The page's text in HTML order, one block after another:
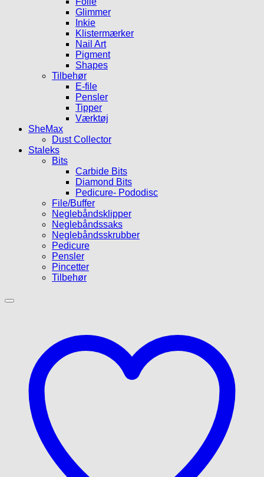
Glimmer
Inkie
Klistermærker
Nail Art
Pigment
Shapes
Tilbehør
E-file
Pensler
Tipper
Værktøj
SheMax
Dust Collector
Staleks
Bits
Carbide Bits
Diamond Bits
Pedicure- Pododisc
File/Buffer
Neglebåndsklipper
Neglebåndssaks
Neglebåndsskrubber
Pedicure
Pensler
Pincetter
Tilbehør